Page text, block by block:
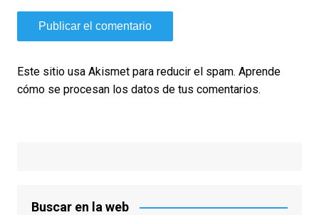
Este sitio usa Akismet para reducir el spam. Aprende
cómo se procesan los datos de tus comentarios.
Buscar en la web